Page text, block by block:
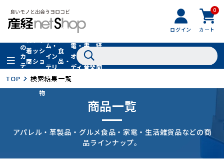
ログイン
0
カート
全
の
カ
テ
リ
着
商
品
フ
ッ
シ
ョ
ン
フ
ァ
シ
ョ
ン
小
物
ム・
イン
テリ
ア
グル
食
品・
ドリ
ンク
家
電・
オー
ディ
オ
書
籍・
音楽
経
聞
TOP 検索結果一覧
商品一覧
アパレル・革製品・グルメ食品・家電・生活雑貨品などの商
品ラインナップ。